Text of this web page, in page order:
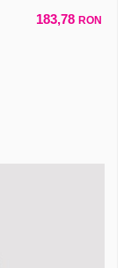
183,78 RON